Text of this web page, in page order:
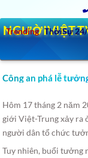
Trending ThờiSự
Công an phá lễ
Hôm 17 tháng 2 năm
giới Việt-Trung xảy ra
người dân tổ chức
Tuy nhiên, buổi tưởng